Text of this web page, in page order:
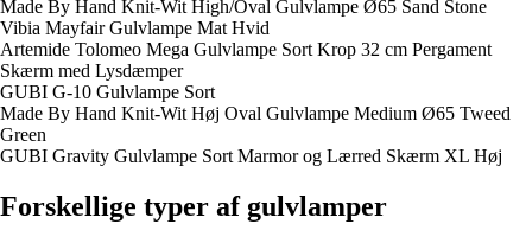
Made By Hand Knit-Wit High/Oval Gulvlampe Ø65 Sand Stone
Vibia Mayfair Gulvlampe Mat Hvid
Artemide Tolomeo Mega Gulvlampe Sort Krop 32 cm Pergament
Skærm med Lysdæmper
GUBI G-10 Gulvlampe Sort
Made By Hand Knit-Wit Høj Oval Gulvlampe Medium Ø65 Tweed
Green
GUBI Gravity Gulvlampe Sort Marmor og Lærred Skærm XL Høj
Forskellige typer af gulvlamper